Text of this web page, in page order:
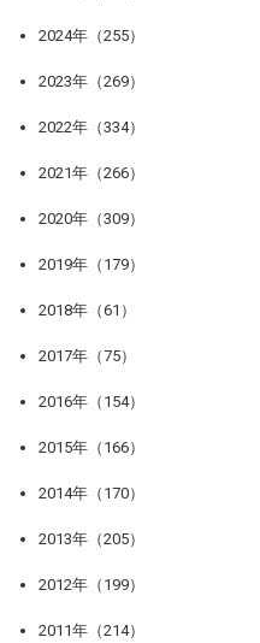
2024年（255）
2023年（269）
2022年（334）
2021年（266）
2020年（309）
2019年（179）
2018年（61）
2017年（75）
2016年（154）
2015年（166）
2014年（170）
2013年（205）
2012年（199）
2011年（214）